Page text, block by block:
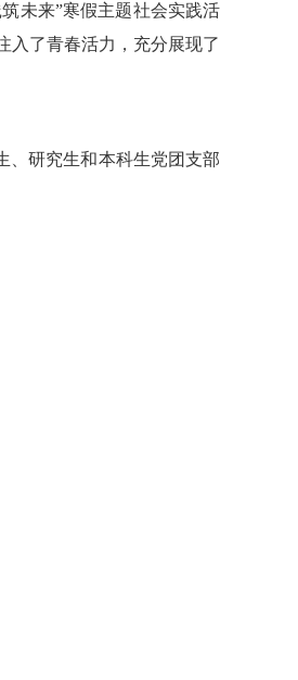
未来”寒假主题社会实践活
入了青春活力， 充分展现了
、研究生和本科生党团支部